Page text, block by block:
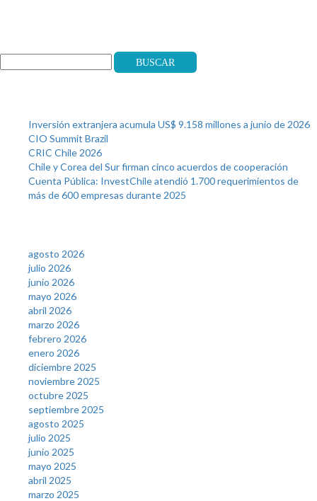
Buscar
Inversión extranjera acumula US$ 9.158 millones a junio de 2026
CIO Summit Brazil
CRIC Chile 2026
Chile y Corea del Sur firman cinco acuerdos de cooperación
Cuenta Pública: InvestChile atendió 1.700 requerimientos de
más de 600 empresas durante 2025
agosto 2026
julio 2026
junio 2026
mayo 2026
abril 2026
marzo 2026
febrero 2026
enero 2026
diciembre 2025
noviembre 2025
octubre 2025
septiembre 2025
agosto 2025
julio 2025
junio 2025
mayo 2025
abril 2025
marzo 2025